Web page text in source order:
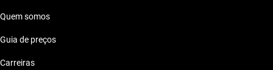
Quem somos
Guia de preços
Carreiras